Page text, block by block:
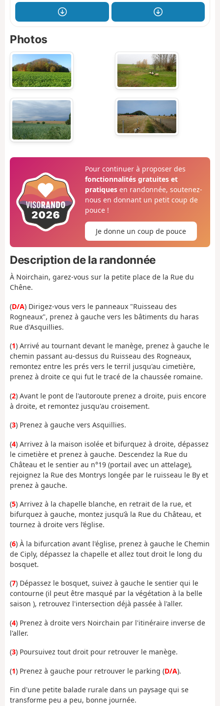
Photos
Pour continuer à proposer des
fonctionnalités gratuites et
pratiquesen randonnée, soutenez-
nous en donnant un petit coup de
pouce !
Je donne un coup de pouce
Description de la randonnée
À Noirchain, garez-vous sur la petite place de la Rue du
Chêne.
(D/A) Dirigez-vous vers le panneaux "Ruisseau des
Rogneaux", prenez à gauche vers les bâtiments du haras
Rue d'Asquillies.
(1) Arrivé au tournant devant le manège, prenez à gauche le
chemin passant au-dessus du Ruisseau des Rogneaux,
remontez entre les prés vers le terril jusqu'au cimetière,
prenez à droite ce qui fut le tracé de la chaussée romaine.
(2) Avant le pont de l'autoroute prenez a droite, puis encore
à droite, et remontez jusqu'au croisement.
(3) Prenez à gauche vers Asquillies.
(4) Arrivez à la maison isolée et bifurquez à droite, dépassez
le cimetière et prenez à gauche. Descendez la Rue du
Château et le sentier au n°19 (portail avec un attelage),
rejoignez la Rue des Montrys longée par le ruisseau le By et
prenez à gauche.
(5) Arrivez à la chapelle blanche, en retrait de la rue, et
bifurquez à gauche, montez jusqu’à la Rue du Château, et
tournez à droite vers l’église.
(6) À la bifurcation avant l'église, prenez à gauche le Chemin
de Ciply, dépassez la chapelle et allez tout droit le long du
bosquet.
(7) Dépassez le bosquet, suivez à gauche le sentier qui le
contourne (il peut être masqué par la végétation à la belle
saison ), retrouvez l'intersection déjà passée à l'aller.
(4) Prenez à droite vers Noirchain par l'itinéraire inverse de
l'aller.
(3) Poursuivez tout droit pour retrouver le manège.
(1) Prenez à gauche pour retrouver le parking (D/A).
Fin d'une petite balade rurale dans un paysage qui se
transforme peu a peu, bonne journée.